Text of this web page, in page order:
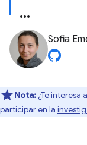
Sofia
Nota: ¿Te interesa
participar en la